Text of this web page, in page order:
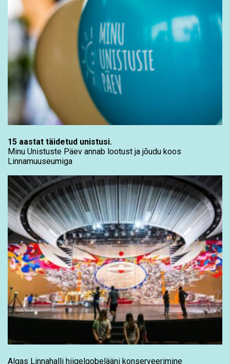
15 aastat täidetud unistusi.
Minu Unistuste Päev annab lootust ja jõudu koos
Linnamuuseumiga
Algas Linnahalli hiigelgobelääni konserveerimine